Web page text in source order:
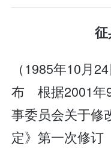
（1985年10月
布 根据2001年
事委员会关于修
定》第一次修